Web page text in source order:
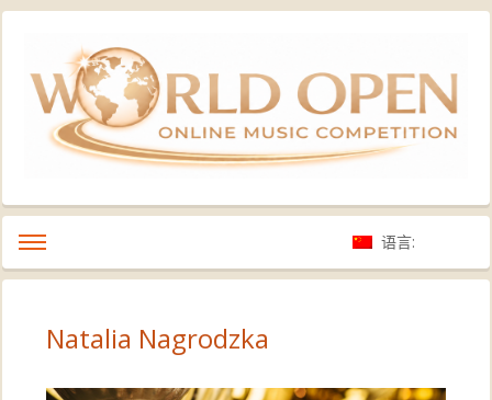
语言:
Natalia Nagrodzka